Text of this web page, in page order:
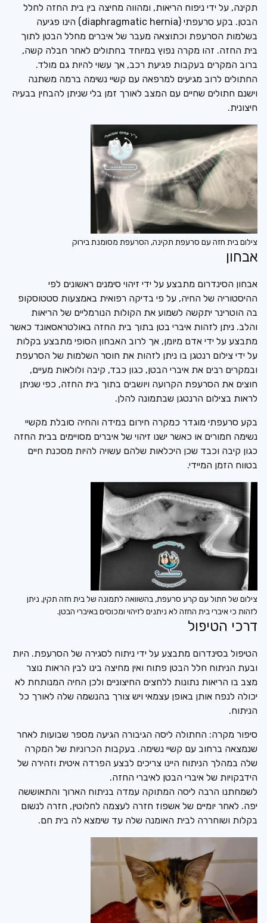
תקינה, על ידי ניפוח הריאות, ומהווה מחיצה בין בית החזה לחלל
הבטן. בקע סרעפתי (diaphragmatic hernia)
הינו פגיעה
בשלמות הסרעפת וכתוצאה מעבר של איברים מחלל הבטן לתוך
בית החזה. זהו מקרה נפוץ במיוחד בחתולים לאחר חבלה קשה,
ברוב המקרים בעקבות פגיעת רכב, אך עשוי להיות גם מולד.
החתולים לרוב מגיעים למרפאה עם קשיי נשימה ברמה משתנה
וישנם חתולים שחיים עם המצב לאורך זמן בלי שניתן להבחין בבעיה
חיצונית.
צילום בית חזה עם סרעפת תקינה, הסרעפת מסומנת בירוק
אבחון
אבחון הסינדרום מתבצע על ידי זיהוי סימנים ראשונים לפי
ההיסטוריה של החיה, על פי בדיקה רפואית באמצעות סטטוסקופ
בה הוטרינר יתקשה לשמוע את הקולות הנורמליים של הריאות
והלב. ניתן לזהות איברי בטן בתוך בית החזה באולטראסאונד כאשר
מתבצע על ידי אדם מיומן, אך לרוב האבחון הסופי מתבצע בקלות
על ידי צילום רנטגן בו ניתן לזהות את חוסר השלמות של הסרעפת
ובמקרים רבים את איברי הבטן, כגון כבד, קיבה ולולאות מעיים,
חוצים את הסרעפת הקרועה ויושבים בתוך בית החזה, כפי שניתן
לראות בצילום הרנטגן שבתמונה להלן.
בקע סרעפתי מוגדר כמקרה חירום במידה והחיה סובלת מקשיי
נשימה חמורים או כאשר ישנו זיהוי של איברים מסויימים בבית החזה
כגון קיבה וכבד שכן היכלאות שלהם עשויה להיות מסכנת חיים
בטווח הזמן המיידי.
צילום של חתול עם קרע סרעפת, בהשוואה לתמונה של בית חזה תקין, ניתן
לזהות כי איברי בית החזה לא ניתנים לזיהוי ומכוסים באיברי הבטן.
דרכי הטיפול
הטיפול בסינדרום מתבצע על ידי ניתוח לסגירה של הסרעפת. היות
ובעת הניתוח חלל הבטן פתוח ואין מחיצה בינו לבין הראות נוצר
מצב בו הריאות נתונות ללחצים החיצוניים ולכן החיה המנותחת לא
יכולה לנפח אותן באופן עצמאי ויש צורך בהנשמה שלה לאורך כל
הניתוח.
סיפור מקרה: החתולה ליסה הגיבורה הגיעה מספר שבועות לאחר
שנמצאה ברחוב עם קשיי נשימה. בעקבות הכרוניות של המקרה
שלה במהלך הניתוח היינו צריכים לבצע הפרדה איטית וזהירה של
הידבקויות של איברי הבטן לאיברי החזה.
לשמחתנו הרבה ליסה המתוקה עמדה בניתוח הארוך והתאוששה
יפה. לאחר יומיים של אשפוז חזרה לעצמה לחלוטין, חזרה לנשום
בקלות ושוחררה לבית האומנה שלה עד שימצא לה בית חם.